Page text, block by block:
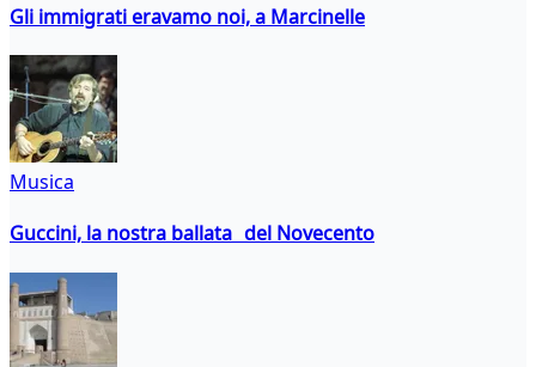
Gli immigrati eravamo noi, a Marcinelle
Musica
Guccini, la nostra ballata del Novecento